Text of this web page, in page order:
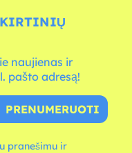
naujienas ir
pašto adresą!
PRENUMERUOTI
pranešimu ir